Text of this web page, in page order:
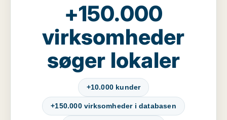
+150.000
virksomheder
søger lokaler
+10.000 kunder
+150.000 virksomheder i databasen